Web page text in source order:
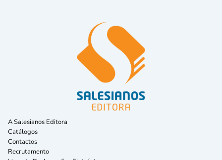
A Salesianos Editora
Catálogos
Contactos
Recrutamento